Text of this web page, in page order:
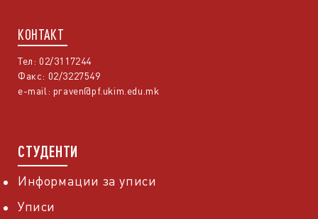
КОНТАКТ
Тел: 02/3117244
Факс: 02/3227549
e-mail: praven@pf.ukim.edu.mk
СТУДЕНТИ
Информации за уписи
Уписи